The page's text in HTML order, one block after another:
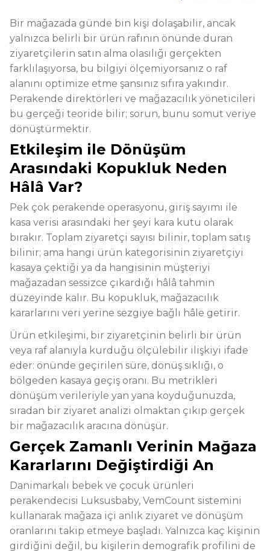
Bir mağazada günde bin kişi dolaşabilir, ancak
yalnızca belirli bir ürün rafının önünde duran
ziyaretçilerin satın alma olasılığı gerçekten
farklılaşıyorsa, bu bilgiyi ölçemiyorsanız o raf
alanını optimize etme şansınız sıfıra yakındır.
Perakende direktörleri ve mağazacılık yöneticileri
bu gerçeği teoride bilir; sorun, bunu somut veriye
dönüştürmektir.
Etkileşim ile Dönüşüm
Arasındaki Kopukluk Neden
Hâlâ Var?
Pek çok perakende operasyonu, giriş sayımı ile
kasa verisi arasındaki her şeyi kara kutu olarak
bırakır. Toplam ziyaretçi sayısı bilinir, toplam satış
bilinir; ama hangi ürün kategorisinin ziyaretçiyi
kasaya çektiği ya da hangisinin müşteriyi
mağazadan sessizce çıkardığı hâlâ tahmin
düzeyinde kalır. Bu kopukluk, mağazacılık
kararlarını veri yerine sezgiye bağlı hâle getirir.
Ürün etkileşimi, bir ziyaretçinin belirli bir ürün
veya raf alanıyla kurduğu ölçülebilir ilişkiyi ifade
eder: önünde geçirilen süre, dönüş sıklığı, o
bölgeden kasaya geçiş oranı. Bu metrikleri
dönüşüm verileriyle yan yana koyduğunuzda,
sıradan bir ziyaret analizi olmaktan çıkıp gerçek
bir mağazacılık aracına dönüşür.
Gerçek Zamanlı Verinin Mağaza
Kararlarını Değiştirdiği An
Danimarkalı bebek ve çocuk ürünleri
perakendecisi Luksusbaby, VemCount sistemini
kullanarak mağaza içi anlık ziyaret ve dönüşüm
oranlarını takip etmeye başladı. Yalnızca kaç kişinin
girdiğini değil, bu kişilerin demografik profilini de